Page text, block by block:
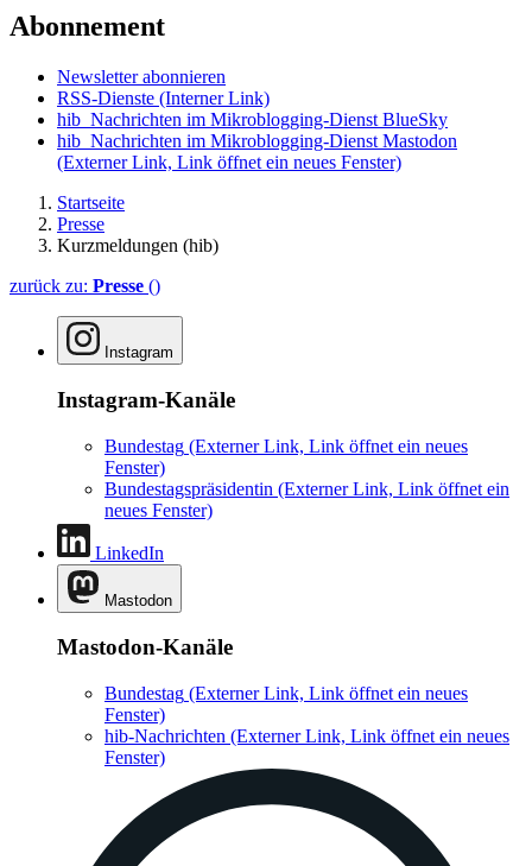
Abonnement
Newsletter abonnieren
RSS-Dienste (Interner Link)
hib_Nachrichten im Mikroblogging-Dienst BlueSky
hib_Nachrichten im Mikroblogging-Dienst Mastodon
(Externer Link, Link öffnet ein neues Fenster)
Startseite
Presse
Kurzmeldungen (hib)
zurück zu: Presse ()
Instagram
Instagram-Kanäle
Bundestag (Externer Link, Link öffnet ein neues
Fenster)
Bundestagspräsidentin (Externer Link, Link öffnet ein
neues Fenster)
LinkedIn
Mastodon
Mastodon-Kanäle
Bundestag (Externer Link, Link öffnet ein neues
Fenster)
hib-Nachrichten (Externer Link, Link öffnet ein neues
Fenster)